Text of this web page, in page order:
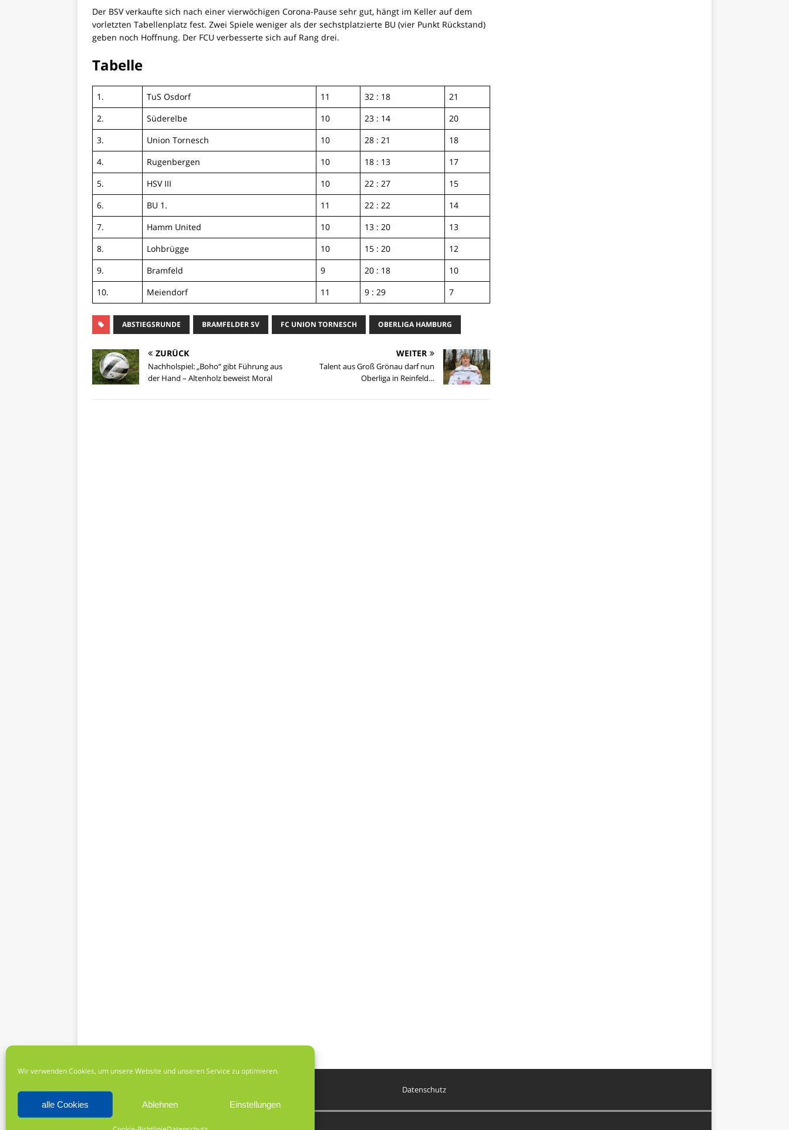
Wir verwenden Cookies, um unsere Website und unseren Service zu optimieren.
alle Cookies Ablehnen Einstellungen
Der BSV verkaufte sich nach einer vierwöchigen Corona-Pause sehr gut, hängt im Keller auf dem
vorletzten Tabellenplatz fest. Zwei Spiele weniger als der sechstplatzierte BU (vier Punkt Rückstand)
geben noch Hoffnung. Der FCU verbesserte sich auf Rang drei.
Tabelle
1. TuS Osdorf 11 32 : 18
21
2.
Süderelbe 10 23 : 14
20
3.
Union Tornesch 10 28 : 21
18
4.
Rugenbergen 10 18 : 13
17
5.
HSV III 10 22 : 27
15
6.
BU 1. 11 22 : 22
14
7.
Hamm United 10 13 : 20
13
8.
Lohbrügge 10 15 : 20
12
9.
Bramfeld 9 20 : 18
10
10.
Meiendorf 11 9 : 29 7
ABSTIEGSRUNDE BRAMFELDER SV FC UNION TORNESCH OBERLIGA HAMBURG
ZURÜCK
Nachholspiel: „Boho“ gibt Führung aus
der Hand – Altenholz beweist Moral
WEITER
Talent aus Groß Grönau darf nun
Oberliga in Reinfeld…
Impressum Datenschutz